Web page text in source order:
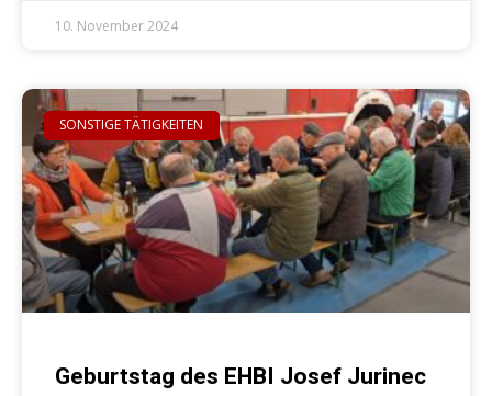
10. November 2024
SONSTIGE TÄTIGKEITEN
Geburtstag des EHBI Josef Jurinec